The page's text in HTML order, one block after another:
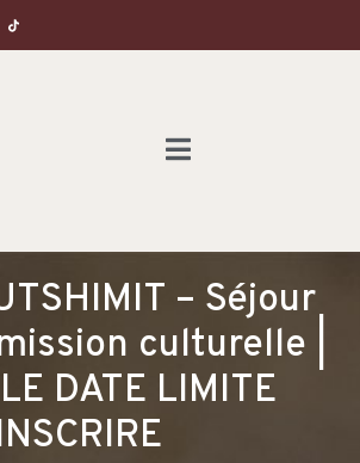
– Séjour
culturelle |
DATE LIMITE